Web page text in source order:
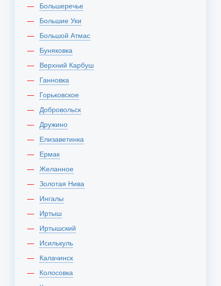
Большеречье
Большие Уки
Большой Атмас
Буняковка
Верхний Карбуш
Ганновка
Горьковское
Добровольск
Дружино
Елизаветинка
Ермак
Желанное
Золотая Нива
Ингалы
Иртыш
Иртышский
Исилькуль
Калачинск
Колосовка